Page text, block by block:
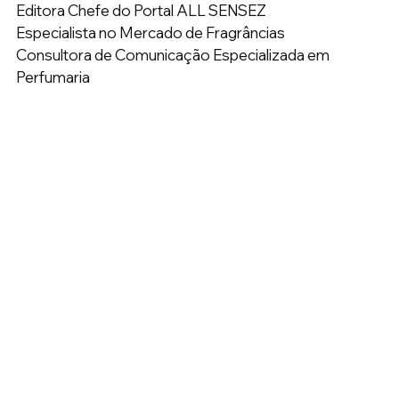
Editora Chefe do Portal ALL SENSEZ
Especialista no Mercado de Fragrâncias
Consultora de Comunicação Especializada em
Perfumaria